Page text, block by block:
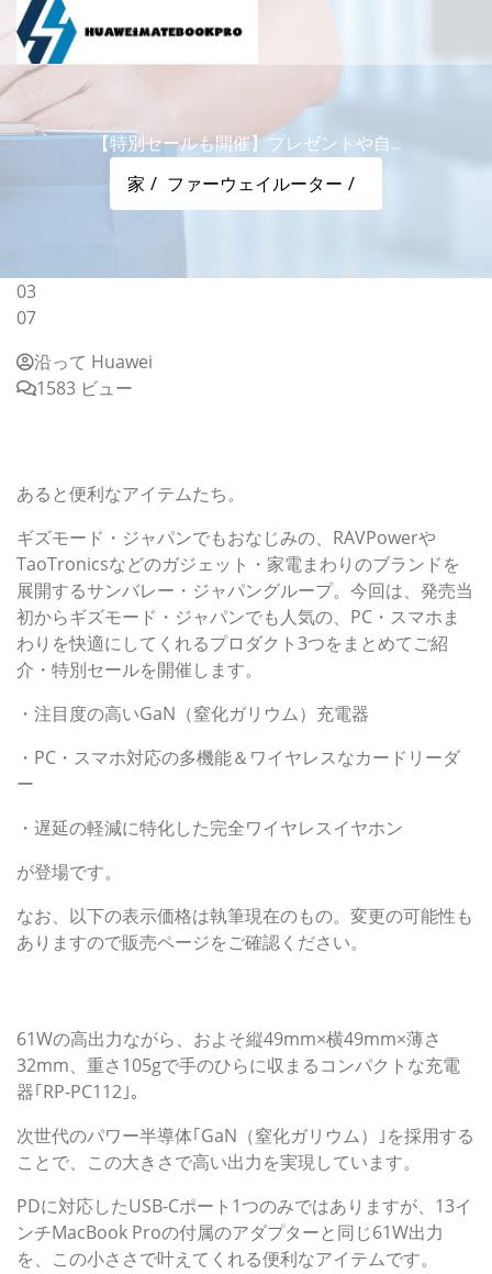
【特別セールも開催】プレゼントや自...
家 ファーウェイルーター
03
07
沿って Huawei
1583 ビュー
あると便利なアイテムたち。
ギズモード・ジャパンでもおなじみの、RAVPowerや
TaoTronicsなどのガジェット・家電まわりのブランドを
展開するサンバレー・ジャパングループ。今回は、発売当
初からギズモード・ジャパンでも人気の、PC・スマホま
わりを快適にしてくれるプロダクト3つをまとめてご紹
介・特別セールを開催します。
・注目度の高いGaN（窒化ガリウム）充電器
・PC・スマホ対応の多機能＆ワイヤレスなカードリーダ
ー
・遅延の軽減に特化した完全ワイヤレスイヤホン
が登場です。
なお、以下の表示価格は執筆現在のもの。変更の可能性も
ありますので販売ページをご確認ください。
61Wの高出力ながら、およそ縦49mm×横49mm×薄さ
32mm、重さ105gで手のひらに収まるコンパクトな充電
器｢RP-PC112｣。
次世代のパワー半導体｢GaN（窒化ガリウム）｣を採用する
ことで、この大きさで高い出力を実現しています。
PDに対応したUSB-Cポート1つのみではありますが、13イ
ンチMacBook Proの付属のアダプターと同じ61W出力
を、この小ささで叶えてくれる便利なアイテムです。